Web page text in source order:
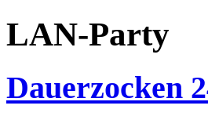
LAN-Party
Dauerzocken